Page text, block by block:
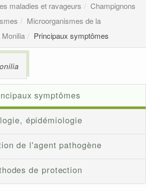
maladies et ravageurs
Champignons
Microorganismes de la
Principaux symptômes
symptômes
épidémiologie
de l'agent pathogène
de protection